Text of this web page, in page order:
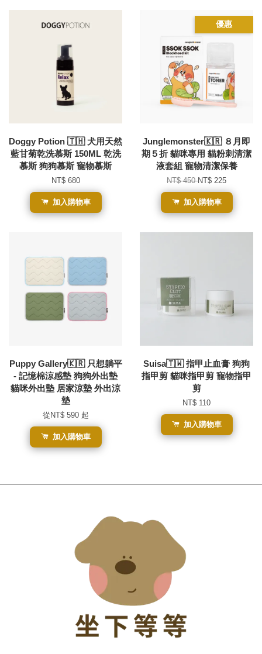
Doggy Potion 🇹🇭 犬用天然
藍甘菊乾洗慕斯 150ML 乾洗
慕斯 狗狗慕斯 寵物慕斯
NT$ 680
加入購物車
優惠
Junglemonster🇰🇷 ８月即
期５折 貓咪專用 貓粉刺清潔
液套組 寵物清潔保養
NT$ 450NT$ 225
加入購物車
Puppy Gallery🇰🇷 只想躺平
- 記憶棉涼感墊 狗狗外出墊
貓咪外出墊 居家涼墊 外出涼
墊
從 NT$ 590 起
加入購物車
Suisa🇹🇼 指甲止血膏 狗狗
指甲剪 貓咪指甲剪 寵物指甲
剪
NT$ 110
加入購物車